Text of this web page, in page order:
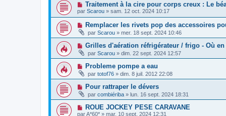
Traitement à la cire pour corps creux : Le
par Scarou » sam. 12 oct. 2024 10:17
Remplacer les rivets pop des accessoires
par Scarou » mer. 18 sept. 2024 10:46
Grilles d'aération réfrigérateur / frigo - Où
par Scarou » dim. 22 sept. 2024 12:57
Probleme pompe a eau
par totof76 » dim. 8 juil. 2012 22:08
Pour rattraper le dévers
par combiériba » lun. 16 sept. 2024 18:31
ROUE JOCKEY PESE CARAVANE
parA*60* » mar. 10 sept. 2024 12:31